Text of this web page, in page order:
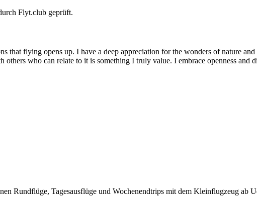
Flyt.club geprüft.
that flying opens up. I have a deep appreciation for the wonders of nature
who can relate to it is something I truly value. I embrace openness and
Rundflüge, Tagesausflüge und Wochenendtrips mit dem Kleinflugzeug ab